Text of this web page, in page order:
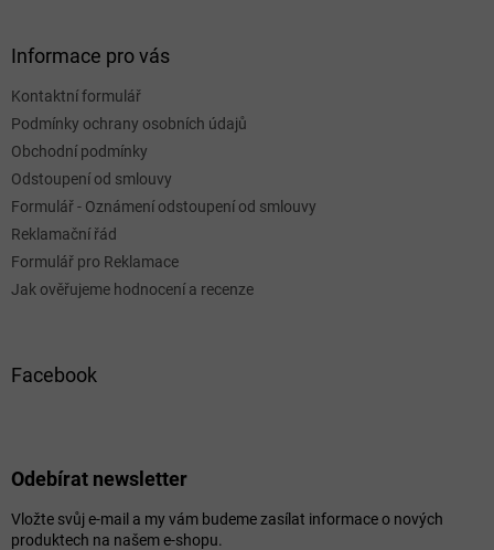
Informace pro vás
Kontaktní formulář
Podmínky ochrany osobních údajů
Obchodní podmínky
Odstoupení od smlouvy
Formulář - Oznámení odstoupení od smlouvy
Reklamační řád
Formulář pro Reklamace
Jak ověřujeme hodnocení a recenze
Facebook
Odebírat newsletter
Vložte svůj e-mail a my vám budeme zasílat informace o nových
produktech na našem e-shopu.